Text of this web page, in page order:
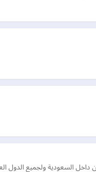
داخل السعودية ولجميع الدول